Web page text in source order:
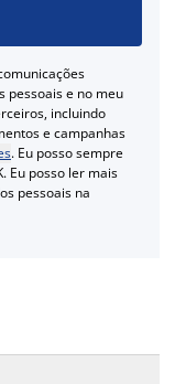
pessoais e no meu
incluindo
e campanhas
. Eu posso sempre
Eu posso ler mais
pessoais na